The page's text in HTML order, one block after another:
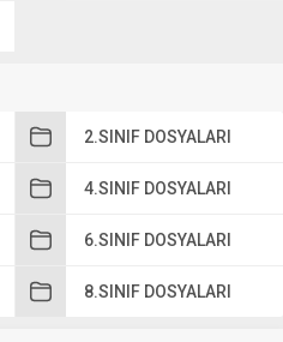
2.SINIF DOSYALARI
4.SINIF DOSYALARI
6.SINIF DOSYALARI
8.SINIF DOSYALARI